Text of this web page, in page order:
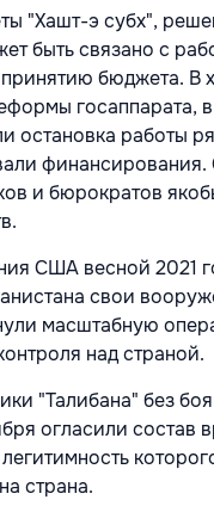
"Хашт-э субх",
быть связано с
бюджета. В
госаппарата,
остановка работы
и бюрократов
США весной 2021
свои
масштабную
над страной.
"Талибана" без
огласили состав
страна.